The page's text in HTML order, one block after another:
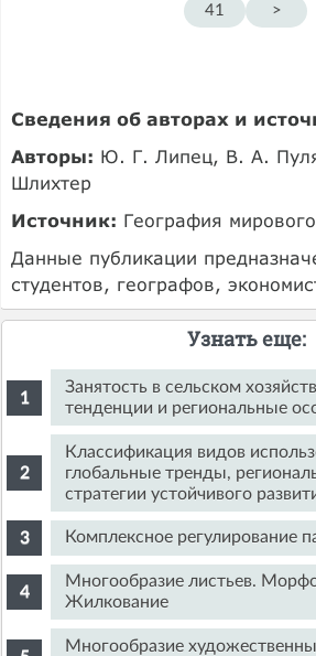
41
>
Сведения об авторах и
Авторы: Ю. Г. Липец, В. А.
Шлихтер
Источник: География
Данные публикации
студентов, географов,
Узнать еще:
Занятость в сельском
тенденции и региональные
Классификация видов
глобальные тренды,
стратегии устойчивого
Комплексное регулирование
Многообразие листьев.
Жилкование
Многообразие